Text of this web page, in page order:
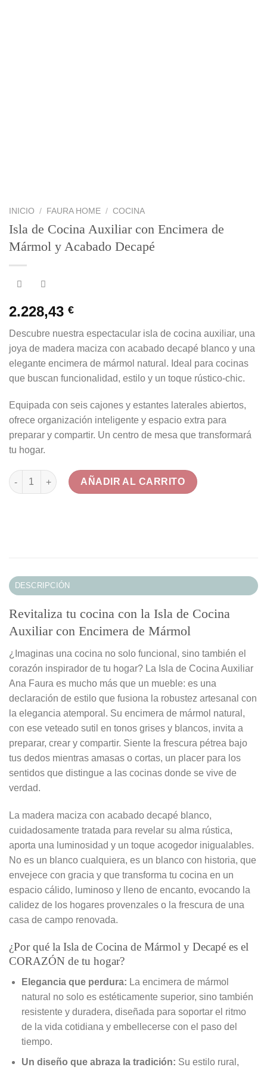
INICIO / FAURA HOME / COCINA
Isla de Cocina Auxiliar con Encimera de
Mármol y Acabado Decapé
2.228,43 €
Descubre nuestra espectacular isla de cocina auxiliar, una
joya de madera maciza con acabado decapé blanco y una
elegante encimera de mármol natural. Ideal para cocinas
que buscan funcionalidad, estilo y un toque rústico-chic.
Equipada con seis cajones y estantes laterales abiertos,
ofrece organización inteligente y espacio extra para
preparar y compartir. Un centro de mesa que transformará
tu hogar.
Isla de Cocina Auxiliar con Encimera de Mármol y Acabado
AÑADIR AL CARRITO
DESCRIPCIÓN
Revitaliza tu cocina con la Isla de Cocina
Auxiliar con Encimera de Mármol
¿Imaginas una cocina no solo funcional, sino también el
corazón inspirador de tu hogar? La Isla de Cocina Auxiliar
Ana Faura es mucho más que un mueble: es una
declaración de estilo que fusiona la robustez artesanal con
la elegancia atemporal. Su encimera de mármol natural,
con ese veteado sutil en tonos grises y blancos, invita a
preparar, crear y compartir. Siente la frescura pétrea bajo
tus dedos mientras amasas o cortas, un placer para los
sentidos que distingue a las cocinas donde se vive de
verdad.
La madera maciza con acabado decapé blanco,
cuidadosamente tratada para revelar su alma rústica,
aporta una luminosidad y un toque acogedor inigualables.
No es un blanco cualquiera, es un blanco con historia, que
envejece con gracia y que transforma tu cocina en un
espacio cálido, luminoso y lleno de encanto, evocando la
calidez de los hogares provenzales o la frescura de una
casa de campo renovada.
¿Por qué la Isla de Cocina de Mármol y Decapé es el
CORAZÓN de tu hogar?
Elegancia que perdura: La encimera de mármol
natural no solo es estéticamente superior, sino también
resistente y duradera, diseñada para soportar el ritmo
de la vida cotidiana y embellecerse con el paso del
tiempo.
Un diseño que abraza la tradición: Su estilo rural,